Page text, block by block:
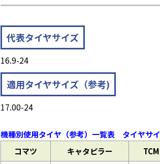
代表タイヤサイズ
16.9-24
適用タイヤサイズ（参考)
17.00-24
機種別使用タイヤ（参考）一覧表 タイヤサ
コマツ
キャタピラー TCM